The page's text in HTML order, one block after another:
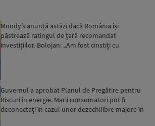
Moody’s anunță astăzi dacă România își
păstrează ratingul de țară recomandat
investițiilor. Bolojan: „Am fost cinstiți cu
Guvernul a aprobat Planul de Pregătire pentru
Riscuri în energie. Marii consumatori pot fi
deconectați în cazul unor dezechilibre majore în